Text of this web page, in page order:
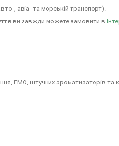
, авіа- та морській транспорт).
ви завжди можете замовити в
ГМО, штучних ароматизаторів та